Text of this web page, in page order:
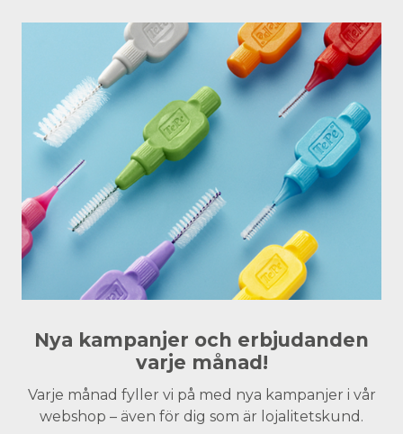
Nya kampanjer och erbjudanden
varje månad!
Varje månad fyller vi på med nya kampanjer i vår
webshop – även för dig som är lojalitetskund.